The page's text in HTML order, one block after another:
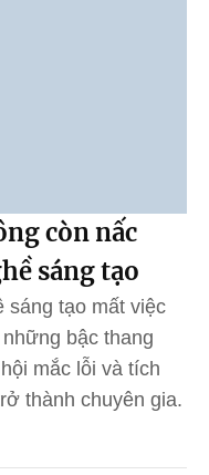
còn nấc
sáng tạo
sáng tạo mất việc
bậc thang
mắc lỗi và tích
thành chuyên gia.